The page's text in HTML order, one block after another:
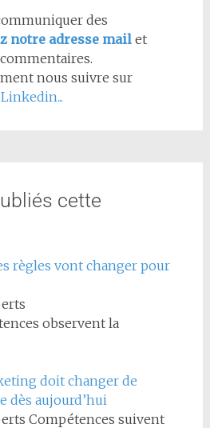
des
notre adresse mail et
nous suivre sur
Linkedin...
cette
règles vont changer pour
observent la
doit changer de
dès aujourd’hui
Compétences suivent